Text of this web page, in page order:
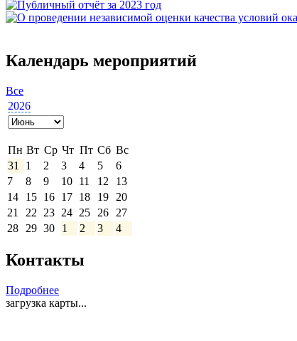
Календарь мероприятий
Все
2026
Выберите
Пн Вт Ср Чт Пт Сб Вс
31
1 2 3 4 5
6
7
8 9 10 11 12
13
14
15 16 17 18 19
20
21
22 23 24 25 26
27
28
29 30 1 2 3 4
Контакты
Подробнее
загрузка карты...